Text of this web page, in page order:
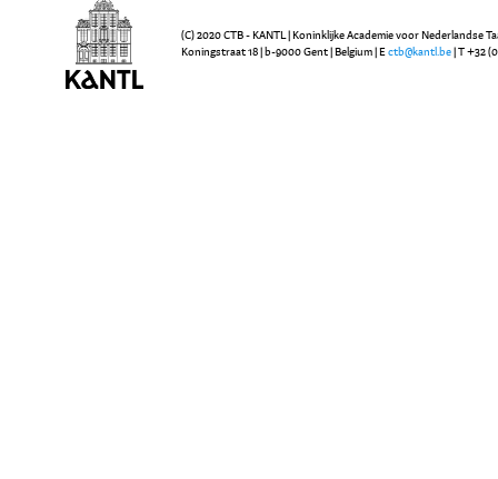
(C) 2020 CTB - KANTL | Koninklijke Academie voor Nederlandse
Koningstraat 18 | b-9000 Gent | Belgium | E ctb@kantl.be | T +32